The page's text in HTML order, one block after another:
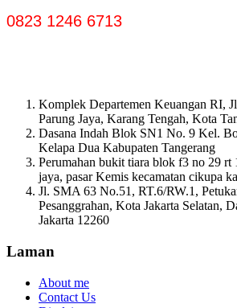
0823 1246 6713
Komplek Departemen Keuangan RI,
Parung Jaya, Karang Tengah, Kota
Dasana Indah Blok SN1 No. 9 Kel.
Kelapa Dua Kabupaten Tangerang
Perumahan bukit tiara blok f3 no 29 rt
jaya, pasar Kemis kecamatan cikupa
Jl. SMA 63 No.51, RT.6/RW.1,
Pesanggrahan, Kota Jakarta Selatan,
Jakarta 12260
Laman
About me
Contact Us